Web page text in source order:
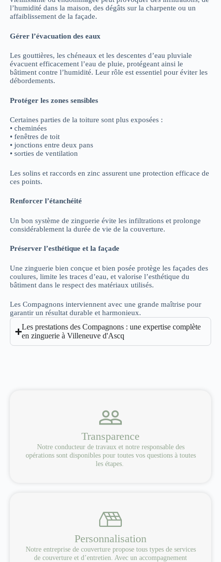
l’humidité dans la maison, des dégâts sur la charpente ou un
affaiblissement de la façade.
Gérer l’évacuation des eaux
Les gouttières, les chéneaux et les descentes d’eau pluviale
évacuent efficacement l’eau de pluie, protégeant ainsi le
bâtiment contre l’humidité. Leur rôle est essentiel pour éviter les
débordements.
Protéger les zones sensibles
Certaines parties de la toiture sont plus exposées :
• cheminées
• fenêtres de toit
• jonctions entre deux pans
• sorties de ventilation
Les solins et raccords en zinc assurent une protection efficace de
ces points.
Renforcer l’étanchéité
Un bon système de zinguerie évite les infiltrations et prolonge
considérablement la durée de vie de la couverture.
Préserver l’esthétique et la façade
Une zinguerie bien conçue et bien posée protège les façades des
coulures, limite les traces d’eau, et valorise l’esthétique du
bâtiment dans le respect des matériaux utilisés.
Les Compagnons interviennent avec une grande maîtrise pour
garantir un résultat durable et harmonieux.
Les prestations des Compagnons : une expertise complète
en zinguerie à Villeneuve d'Ascq
Transparence
Notre conducteur de travaux et notre responsable des
opérations sont disponibles pour toutes vos questions à toutes
les étapes.
Personnalisation
Notre entreprise de couverture propose tous types de services
de couverture et d’entretien. Avec un accompagnement